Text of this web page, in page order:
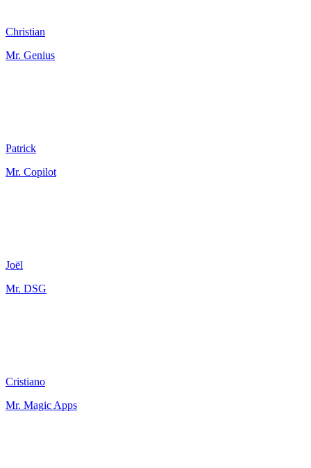
Christian
Mr. Genius
Patrick
Mr. Copilot
Joël
Mr. DSG
Cristiano
Mr. Magic Apps